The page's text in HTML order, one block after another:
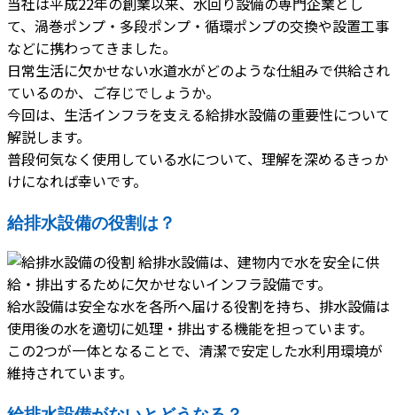
て、渦巻ポンプ・多段ポンプ・循環ポンプの交換や設置工事
などに携わってきました。
日常生活に欠かせない水道水がどのような仕組みで供給され
ているのか、ご存じでしょうか。
今回は、生活インフラを支える給排水設備の重要性について
解説します。
普段何気なく使用している水について、理解を深めるきっか
けになれば幸いです。
給排水設備の役割は？
給排水設備は、建物内で水を安全に供
給・排出するために欠かせないインフラ設備です。
給水設備は安全な水を各所へ届ける役割を持ち、排水設備は
使用後の水を適切に処理・排出する機能を担っています。
この2つが一体となることで、清潔で安定した水利用環境が
維持されています。